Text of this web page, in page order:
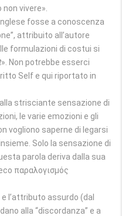
vivere».
fosse a conoscenza
attribuito all’autore
formulazioni di costui si
». Non potrebbe esserci
Self e qui riportato in
strisciante sensazione di
le varie emozioni e gli
vogliono saperne di legarsi
Solo la sensazione di
parola deriva dalla sua
παραλoγισμός
l’attributo assurdo (dal
alla “discordanza” e a